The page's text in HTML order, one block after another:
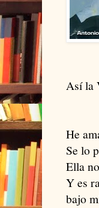
Así la
He
Se lo
Ella
Y es
bajo